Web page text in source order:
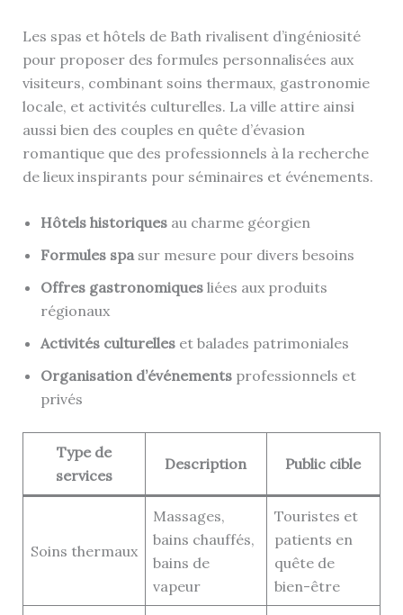
Les spas et hôtels de Bath rivalisent d’ingéniosité
pour proposer des formules personnalisées aux
visiteurs, combinant soins thermaux, gastronomie
locale, et activités culturelles. La ville attire ainsi
aussi bien des couples en quête d’évasion
romantique que des professionnels à la recherche
de lieux inspirants pour séminaires et événements.
Hôtels historiquesau charme géorgien
Formules spasur mesure pour divers besoins
Offres gastronomiquesliées aux produits
régionaux
Activités culturelleset balades patrimoniales
Organisation d’événementsprofessionnels et
privés
Type de
services
Description Public cible
Soins thermaux
Massages,
bains chauffés,
bains de
vapeur
Touristes et
patients en
quête de
bien-être